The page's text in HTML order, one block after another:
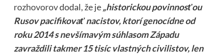
rozhovorovdodal, že je„historickou povinnosťou
Rusov pacifikovať nacistov, ktorí genocídne od
roku 2014 s nevšímavým súhlasom Západu
zavraždili takmer 15 tisíc vlastných civilistov, len